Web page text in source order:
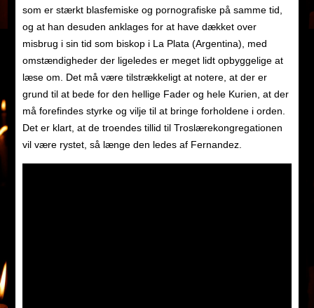
som er stærkt blasfemiske og pornografiske på samme tid,
og at han desuden anklages for at have dækket over
misbrug i sin tid som biskop i La Plata (Argentina), med
omstændigheder der ligeledes er meget lidt opbyggelige at
læse om. Det må være tilstrækkeligt at notere, at der er
grund til at bede for den hellige Fader og hele Kurien, at der
må forefindes styrke og vilje til at bringe forholdene i orden.
Det er klart, at de troendes tillid til Troslærekongregationen
vil være rystet, så længe den ledes af Fernandez.